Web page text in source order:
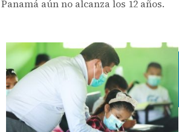
Panamá aún no alcanza los 12 años.